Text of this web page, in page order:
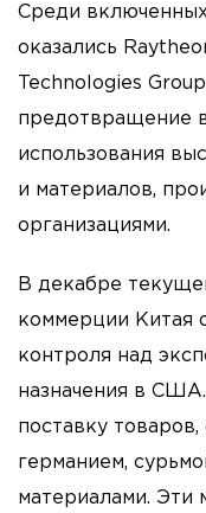
Среди
оказались
Technologies
предотвращение
использования
и материалов,
организациями.
В декабре
коммерции Китая
контроля над
назначения в
поставку товаров,
германием,
материалами. Эти